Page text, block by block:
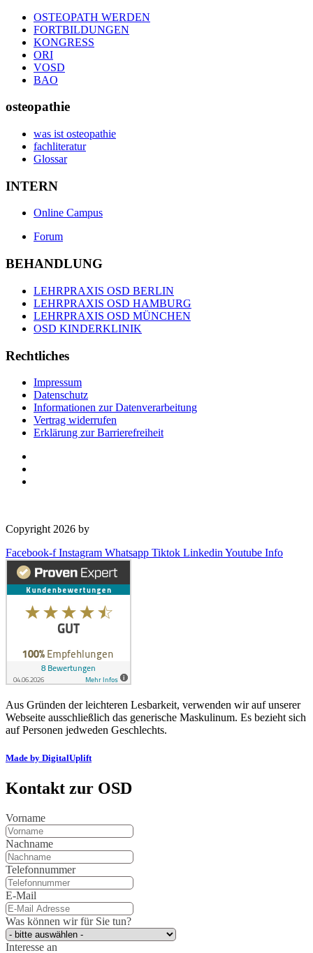
OSTEOPATH WERDEN
FORTBILDUNGEN
KONGRESS
ORI
VOSD
BAO
osteopathie
was ist osteopathie
fachliteratur
Glossar
INTERN
Online Campus
Forum
BEHANDLUNG
LEHRPRAXIS OSD BERLIN
LEHRPRAXIS OSD HAMBURG
LEHRPRAXIS OSD MÜNCHEN
OSD KINDERKLINIK
Rechtliches
Impressum
Datenschutz
Informationen zur Datenverarbeitung
Vertrag widerrufen
Erklärung zur Barrierefreiheit
Copyright 2026 by
Facebook-f Instagram Whatsapp Tiktok Linkedin Youtube Info
Aus Gründen der leichteren Lesbarkeit, verwenden wir auf unserer
Webseite ausschließlich das generische Maskulinum. Es bezieht sich
auf Personen jedweden Geschlechts.
Made by DigitalUplift
Kontakt zur OSD
Vorname
Nachname
Telefonnummer
E-Mail
Was können wir für Sie tun?
Interesse an